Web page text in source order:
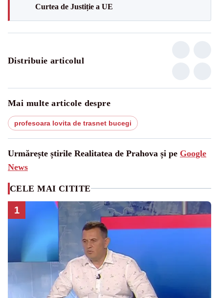
Curtea de Justiție a UE
Distribuie articolul
Mai multe articole despre
profesoara lovita de trasnet bucegi
Urmărește știrile Realitatea de Prahova și pe Google
News
CELE MAI CITITE
1